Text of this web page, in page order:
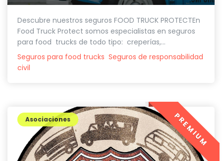
Descubre nuestros seguros FOOD TRUCK PROTECTEn
Food Truck Protect somos especialistas en seguros
para food trucks de todo tipo: creperías,...
Seguros para food trucks Seguros de responsabilidad
civil
Asociaciones PREMIUM